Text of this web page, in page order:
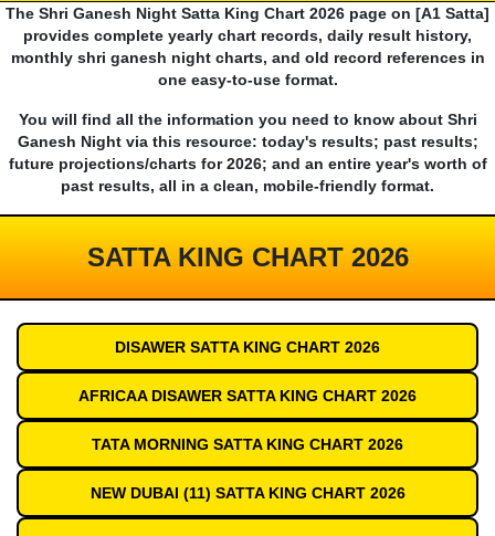
The Shri Ganesh Night Satta King Chart 2026 page on [A1 Satta]
provides complete yearly chart records, daily result history,
monthly shri ganesh night charts, and old record references in
one easy-to-use format.
You will find all the information you need to know about Shri
Ganesh Night via this resource: today's results; past results;
future projections/charts for 2026; and an entire year's worth of
past results, all in a clean, mobile-friendly format.
SATTA KING CHART 2026
DISAWER SATTA KING CHART 2026
AFRICAA DISAWER SATTA KING CHART 2026
TATA MORNING SATTA KING CHART 2026
NEW DUBAI (11) SATTA KING CHART 2026